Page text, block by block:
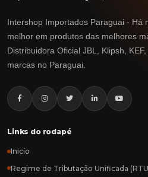
Intershop Importados Paraguai - Há
melhor em produtos das melhores
Distribuidora Oficial JBL, Klipsh,
marcas no Paraguai.
Links do rodapé
Inicío
Regime de Tributação Unificada